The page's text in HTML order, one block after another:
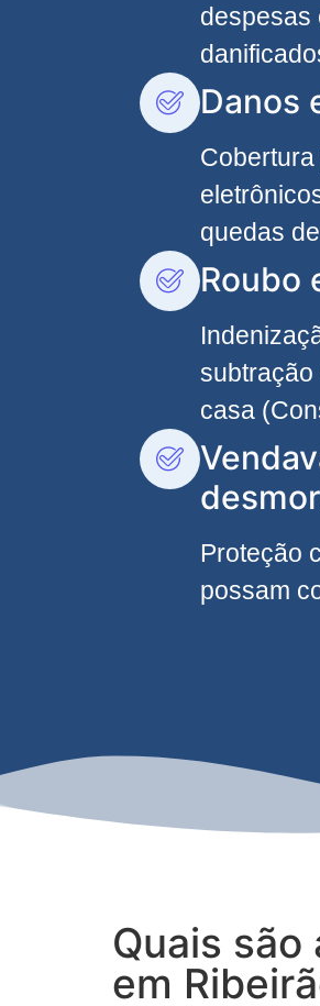
despesas
Danos
quedas
Roubo
subtração
casa
Proteção
possam
Quais
em